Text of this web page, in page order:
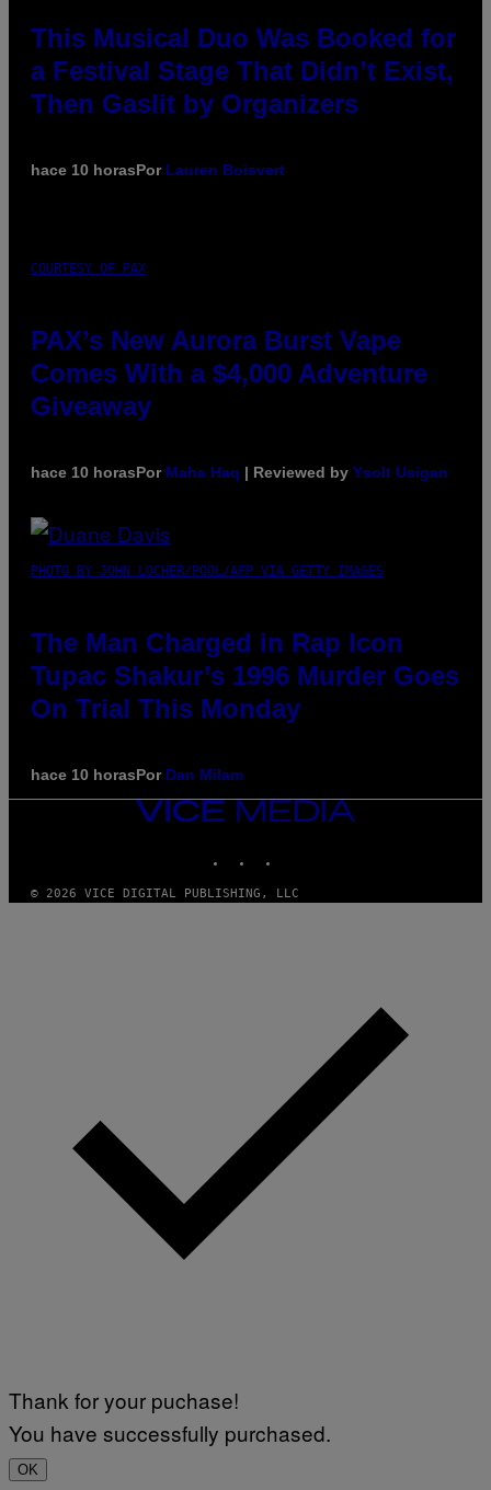
This Musical Duo Was Booked for
a Festival Stage That Didn’t Exist,
Then Gaslit by Organizers
hace 10 horasPor Lauren Boisvert
COURTESY OF PAX
PAX’s New Aurora Burst Vape
Comes With a $4,000 Adventure
Giveaway
hace 10 horasPor Maha Haq | Reviewed by Ysolt Usigan
PHOTO BY JOHN LOCHER/POOL/AFP VIA GETTY IMAGES
The Man Charged in Rap Icon
Tupac Shakur’s 1996 Murder Goes
On Trial This Monday
hace 10 horasPor Dan Milam
VICE
© 2026 VICE DIGITAL PUBLISHING, LLC
Thank for your puchase!
You have successfully purchased.
OK